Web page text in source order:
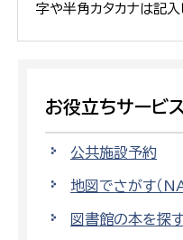
字や半角カタカナは記入
お役立ちサービス
公共施設予約
地図でさがす（
図書館の本を探